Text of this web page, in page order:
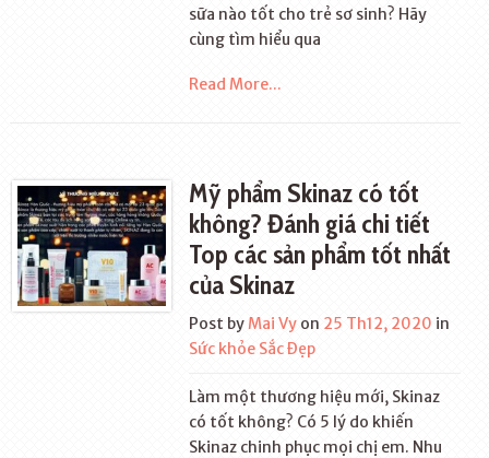
sữa nào tốt cho trẻ sơ sinh? Hãy
cùng tìm hiểu qua
Read More...
Mỹ phẩm Skinaz có tốt
không? Đánh giá chi tiết
Top các sản phẩm tốt nhất
của Skinaz
Post byMai Vy on 25 Th12, 2020 in
Sức khỏe Sắc Đẹp
Làm một thương hiệu mới, Skinaz
có tốt không? Có 5 lý do khiến
Skinaz chinh phục mọi chị em. Nhu